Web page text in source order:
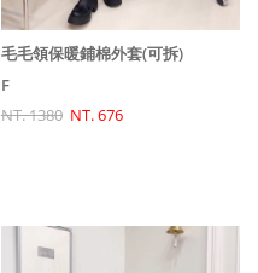
毛毛領保暖鋪棉外套(可拆)
F
NT. 1380 NT. 676